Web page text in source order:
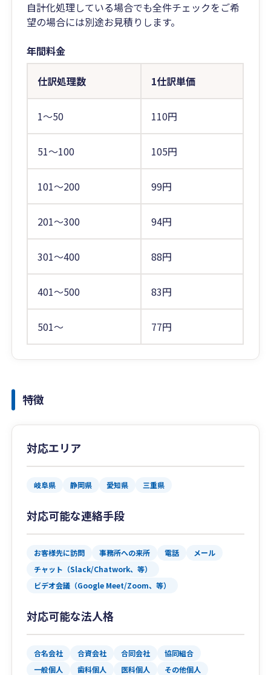
自計化処理している場合でも全件チェックをご希
望の場合には別途お見積りします。
年間料金
仕訳処理数 1仕訳単価
1〜50 110円
51〜100 105円
101〜200 99円
201〜300 94円
301〜400 88円
401〜500 83円
501〜 77円
特徴
対応エリア
岐阜県 静岡県 愛知県 三重県
対応可能な連絡手段
お客様先に訪問 事務所への来所 電話
メール
チャット（Slack/Chatwork、等）
ビデオ会議（Google Meet/Zoom、等）
対応可能な法人格
合名会社 合資会社 合同会社
協同組合
一般個人
歯科個人 医科個人
その他個人